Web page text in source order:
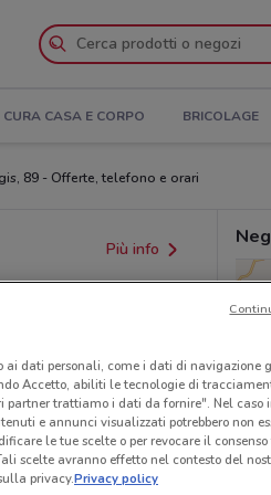
CURA CASA E CORPO BRICOLAGE
89 - Offerte, telefono e orari
Più info
Verifica l’accuratezza
dati personali, come i dati di navigazione
Accetto, abiliti le tecnologie di
partner trattiamo i dati da fornire". Nel caso
e annunci visualizzati potrebbero non
le tue scelte o per revocare il
scelte avranno effetto nel contesto del
privacy.Privacy policy